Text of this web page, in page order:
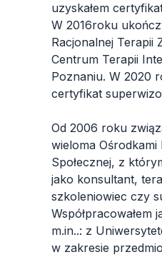
uzyskałem
W 2016roku
Racjonalnej Terapii
Centrum Terapii
Poznaniu. W 2020
certyfikat
Od 2006 roku
wieloma Ośrodkami
Społecznej, z
jako konsultant,
szkoleniowiec czy
Współpracowałem
m.in..: z
w zakresie